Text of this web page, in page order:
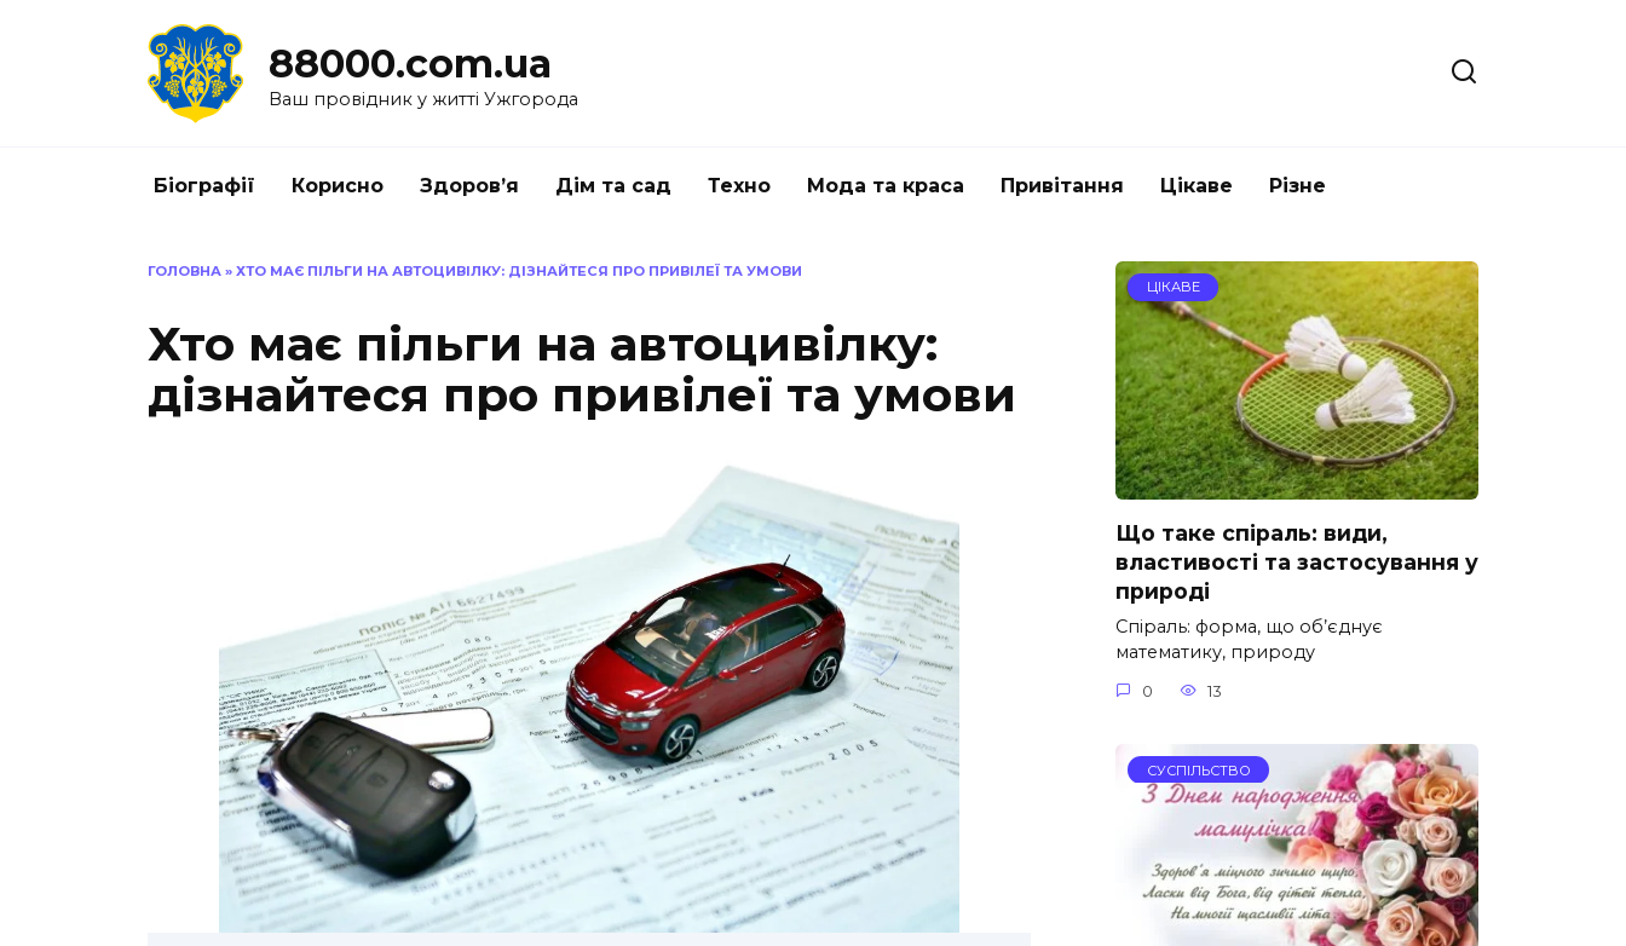
88000.com.ua
Ваш провідник у житті Ужгорода
Біографії Корисно Здоров’я Дім та сад Техно Мода та краса Привітання Цікаве Різне
ГОЛОВНА » ХТО МАЄ ПІЛЬГИ НА АВТОЦИВІЛКУ: ДІЗНАЙТЕСЯ ПРО ПРИВІЛЕЇ ТА УМОВИ
Хто має пільги на автоцивілку:
дізнайтеся про привілеї та умови
ЦІКАВЕ
Що таке спіраль: види,
властивості та застосування у
природі
Спіраль: форма, що об’єднує
математику, природу
0 13
СУСПІЛЬСТВО